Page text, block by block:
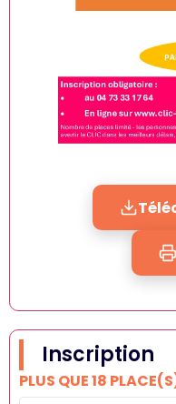
Inscription
PLUS QUE 18